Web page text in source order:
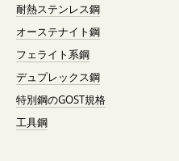
耐熱ステンレス鋼
オーステナイト鋼
フェライト系鋼
デュプレックス鋼
特別鋼のGOST規格
工具鋼